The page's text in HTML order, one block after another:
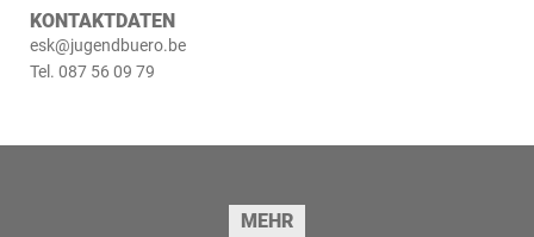
KONTAKTDATEN
esk@jugendbuero.be
Tel. 087 56 09 79
MEHR